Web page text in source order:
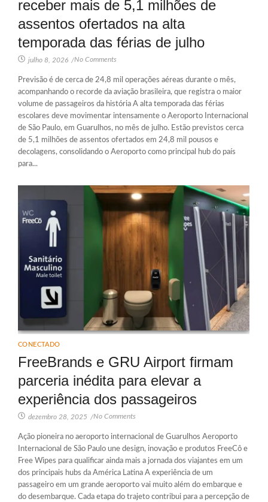
receber mais de 5,1 milhões de
assentos ofertados na alta
temporada das férias de julho
julho 8, 2026 /No Comments
Previsão é de cerca de 24,8 mil operações aéreas durante o mês,
acompanhando o recorde da aviação brasileira, que registra o maior
volume de passageiros da história A alta temporada das férias
escolares deve movimentar intensamente o Aeroporto Internacional
de São Paulo, em Guarulhos, no mês de julho. Estão previstos cerca
de 5,1 milhões de assentos ofertados em 24,8 mil pousos e
decolagens, consolidando o Aeroporto como principal hub do país
para...
CONECTADO
FreeBrands e GRU Airport firmam
parceria inédita para elevar a
experiência dos passageiros
dezembro 28, 2025 /No Comments
Ação pioneira no aeroporto internacional de Guarulhos Aeroporto
Internacional de São Paulo une design, inovação e produtos FreeCô e
Free Wipes para qualificar ainda mais a jornada dos viajantes em um
dos principais hubs da América Latina A experiência de um
passageiro em um grande aeroporto vai muito além do embarque e
do desembarque. Cada etapa do trajeto contribui para a percepção de